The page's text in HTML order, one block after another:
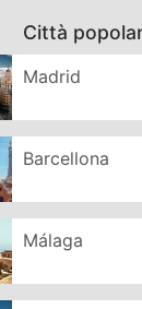
Città
Madrid
Barcellona
Málaga